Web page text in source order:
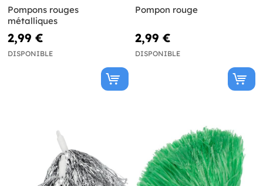
Pompons rouges
métalliques
2,99 €
DISPONIBLE
Pompon rouge
2,99 €
DISPONIBLE